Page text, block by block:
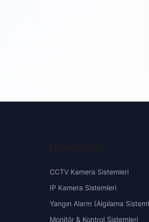
CCTV Kamera Sistemleri
IP Kamera Sistemleri
Yangın Alarm (Algılama
Monitör & Kontrol Sistemleri